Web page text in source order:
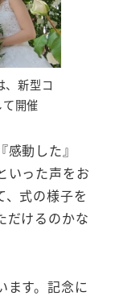
、新型コ
開催
動した』
いった声をお
、式の様子を
だけるのかな
ます。記念に